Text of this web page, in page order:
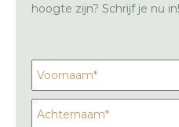
hoogte zijn? Schrijf je nu in!